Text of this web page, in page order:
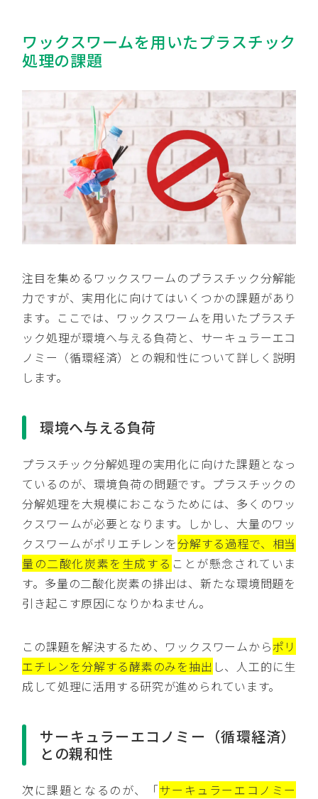
ワックスワームを用いたプラスチック
処理の課題
注目を集めるワックスワームのプラスチック分解能
力ですが、実用化に向けてはいくつかの課題があり
ます。ここでは、ワックスワームを用いたプラスチ
ック処理が環境へ与える負荷と、サーキュラーエコ
ノミー（循環経済）との親和性について詳しく説明
します。
環境へ与える負荷
プラスチック分解処理の実用化に向けた課題となっ
ているのが、環境負荷の問題です。プラスチックの
分解処理を大規模におこなうためには、多くのワッ
クスワームが必要となります。しかし、大量のワッ
クスワームがポリエチレンを分解する過程で、相当
量の二酸化炭素を生成する ことが懸念されていま
す。多量の二酸化炭素の排出は、新たな環境問題を
引き起こす原因になりかねません。
この課題を解決するため、ワックスワームからポリ
エチレンを分解する酵素のみを抽出 し、人工的に生
成して処理に活用する研究が進められています。
サーキュラーエコノミー（循環経済）
との親和性
次に課題となるのが、「サーキュラーエコノミー